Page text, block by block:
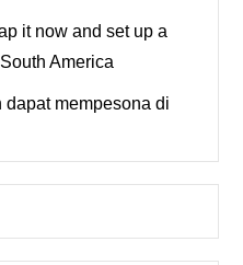
it now and set up a
America
mempesona di